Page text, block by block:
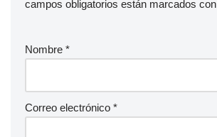
campos obligatorios están marcados con
Nombre *
Correo electrónico *